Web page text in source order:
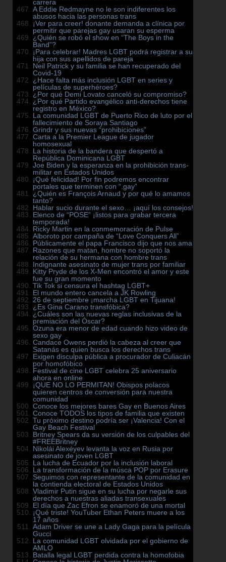
carrera
A Eddie Redmayne no le son indiferentes los
abusos hacia las personas trans
¡Ver para creer! donante demanda a clínica por
permitir que parejas gay usaran su esperma
¿Quién se robó el show en “The Boys in the
Band”?
¡Para celebrar! Madres LGBT podrá registrar a su
hija con sus apellidos de pareja
Neil Patrick y su familia se han recuperado del
Covid-19
¿Hace falta más inclusión LGBT en series y
películas de superhéroes?
¿Por qué Demi Lovato canceló su compromiso?
¿Por qué Partido evangélico anti-derechos tiene
registro en México?
La comunidad LGBT de Puerto Rico de luto por el
fallecimiento de Soraya Santiago
Grindr y sus nuevas “prohibiciones”
Carta a la Premier League de jugador
homosexual
La historia de la bandera que despertó a
República Dominicana LGBT
Joe Biden y la esperanza en la prohibición trans-
militar en Estados Unidos
¡Qué felicidad! Por fin podremos encontrar
portales que terminen con “.gay”
¿Quién es François Arnaud y por qué lo amamos
tanto?
Hablar sucio durante el sexo… ¡aquí los consejos!
Elenco de “POSE” ¡listos para grabar tercera
temporada!
Ricky Martin en la conmemoración de Pulse
Alboroto por campaña de “Love Conquers All”
Públicamente el papa Francisco dijo que nos ama
Razones que matan, hombre no soportó la
relación de su hermana con hombre trans
Indignante asesinato de mujer trans por familiar
Kitty Pryde de los X-Men encontró el amor y este
fue su gran momento
Tik Tok si censura el hashtag LGBT+
El mundo entero cancela a JK Rowling
26 de septiembre ¡marcha LGBT en Tijuana!
¿Es Gina Carano transfóbica?
¿Cuáles son las nuevas reglas inclusivas de la
premiación del Óscar?
Ozuna era menor de edad cuando hizo video de
sexo gay
Candace Owens perdió la cabeza al creer que
Satanás es quien busca los derechos trans
Exigen disculpa pública a procurador de Culiacán
por homofóbico
Festival de cine LGBT celebra 25 aniversario
ahora en online
¡QUE NO LO PERMITAN! Obispos polacos
quieren centros de conversión para nuestra
comunidad
Conoce los mejores bares Gay en Buenos Aires
Conoce TODOS los tipos de familia que existen
Tu próximo destino podría ser ¡Valencia! Con el
Gay Beach Festival
Britney Spears da su versión de los culpables del
#FREEBritney
Nikolái Alexéyev levanta la voz en Rusia por
asesinato de joven LGBT
La lucha de Ecuador por la inclusión laboral
La transformación de la músca POP por Erasure
Seguimos con representante de la comunidad en
la contienda electoral de Estados Unidos
Vladimir Putin sigue en su lucha por negarle sus
derechos a nuestras aliadas transexuales
El día que Zac Efron se enamoró de una mortal
¡Qué triste! YouTuber Ethan Peters muere a los
17 años
Adam Driver se une a Lady Gaga para la película
Gucci
La comunidad LGBT olvidada por el gobierno de
AMLO
Batalla legal LGBT perdida contra la homofobia